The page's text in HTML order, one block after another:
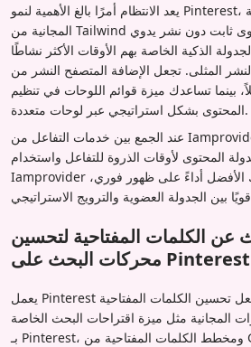
يعد الانتظام أمرًا بالغ الأهمية لنمو Pinterest، وتساعد ميزات الجدولة
المجانية من Tailwind في الحفاظ على تدفق محتوى ثابت دون نشر يدوي
الذكية الخاصة بهم الأوقات الأكثر نشاطًا
المثلى. تجعل الإضافة المتصفح النشر من
بينما تساعدك ميزة قوائم اللوحات في تنظيم
المحتوى بشكل استراتيجي عبر لوحات متعددة.
عند الجمع بين خدمات التفاعل من Iamprovider وجدولة Tailwind، تصبح
المحتوى لأوقات الذروة للتفاعل واستخدام
Iamprovider لضمان حصول منشوراتك الأفضل أداءً على ظهور فوري،
عن الكلمات المفتاحية لتحسين
محركات البحث على Pinterest
يعمل Pinterest كمحرك بحث مرئي، مما يجعل تحسين الكلمات المفتاحية
المجانية مثل ميزة اقتراحات البحث الخاصة
بـ Pinterest، ومخطط الكلمات المفتاحية من Google (للمصطلحات ذات